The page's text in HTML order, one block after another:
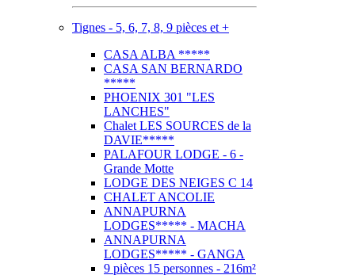
Tignes - 5, 6, 7, 8, 9 pièces et +
CASA ALBA *****
CASA SAN BERNARDO
*****
PHOENIX 301 "LES
LANCHES"
Chalet LES SOURCES de la
DAVIE*****
PALAFOUR LODGE - 6 -
Grande Motte
LODGE DES NEIGES C 14
CHALET ANCOLIE
ANNAPURNA
LODGES***** - MACHA
ANNAPURNA
LODGES***** - GANGA
9 pièces 15 personnes - 216m²